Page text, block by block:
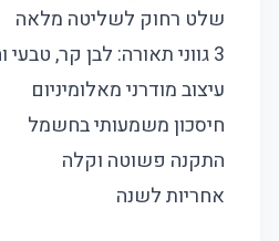
שלט רחוק לשליטה מלאה
3 גווני תאורה: לבן קר, טבעי וחם
עיצוב מודרני מאלומיניום
חיסכון משמעותי בחשמל
התקנה פשוטה וקלה
אחריות לשנה